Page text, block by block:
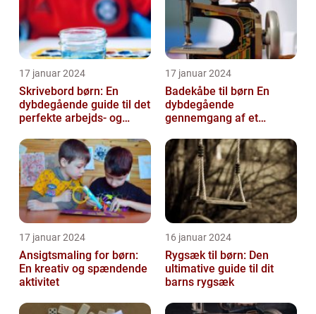
17 januar 2024
Skrivebord børn: En
dybdegående guide til det
perfekte arbejds- og
17 januar 2024
Badekåbe til børn En
dybdegående
gennemgang af et
børnetøj
17 januar 2024
Ansigtsmaling for børn:
En kreativ og spændende
aktivitet
16 januar 2024
Rygsæk til børn: Den
ultimative guide til dit
barns rygsæk